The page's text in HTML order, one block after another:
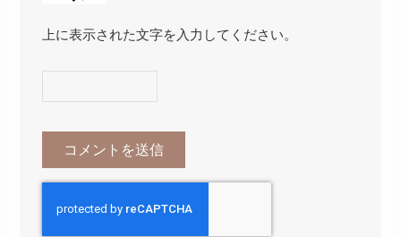
上に表示された文字を入力してください。